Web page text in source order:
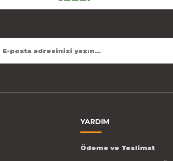
YARDIM
Ödeme ve Teslimat